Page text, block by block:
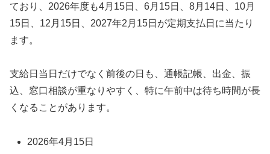
ており、2026年度も4月15日、6月15日、8月14日、10月
15日、12月15日、2027年2月15日が定期支払日に当たり
ます。
支給日当日だけでなく前後の日も、通帳記帳、出金、振
込、窓口相談が重なりやすく、特に午前中は待ち時間が長
くなることがあります。
2026年4月15日